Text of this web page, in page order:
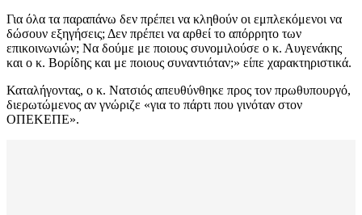
Για όλα τα παραπάνω δεν πρέπει να κληθούν οι εμπλεκόμενοι να
δώσουν εξηγήσεις; Δεν πρέπει να αρθεί το απόρρητο των
επικοινωνιών; Να δούμε με ποιους συνομιλούσε ο κ. Αυγενάκης
και ο κ. Βορίδης και με ποιους συναντιόταν;» είπε χαρακτηριστικά.
Καταλήγοντας, ο κ. Νατσιός απευθύνθηκε προς τον πρωθυπουργό,
διερωτώμενος αν γνώριζε «για το πάρτι που γινόταν στον
ΟΠΕΚΕΠΕ».